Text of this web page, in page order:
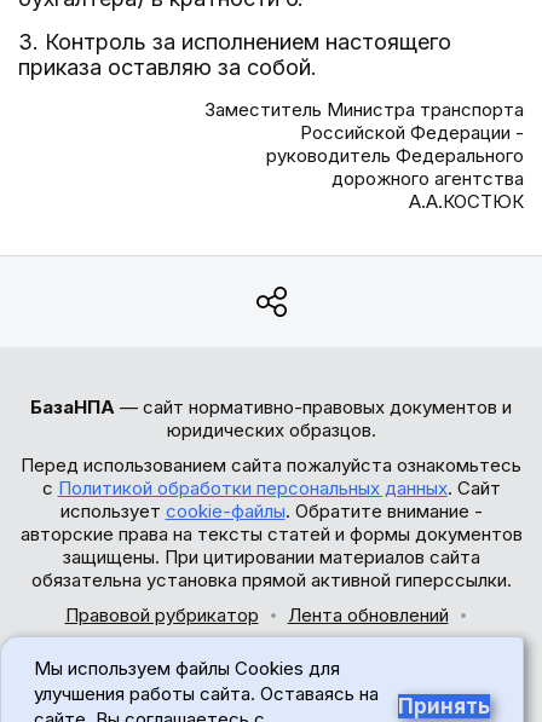
3. Контроль за исполнением настоящего
приказа оставляю за собой.
Заместитель Министра транспорта
Российской Федерации -
руководитель Федерального
дорожного агентства
А.А.КОСТЮК
БазаНПА — сайт нормативно-правовых документов и
юридических образцов.
Перед использованием сайта пожалуйста ознакомьтесь
с Политикой обработки персональных данных. Сайт
использует cookie-файлы. Обратите внимание -
авторские права на тексты статей и формы документов
защищены. При цитировании материалов сайта
обязательна установка прямой активной гиперссылки.
Правовой рубрикатор
Лента обновлений
© 2017-2026
Мы используем файлы Cookies для
улучшения работы сайта. Оставаясь на
Принять